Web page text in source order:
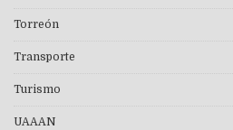
Torreón
Transporte
Turismo
UAAAN